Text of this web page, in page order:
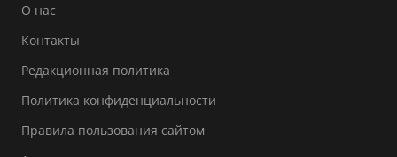
О нас
Контакты
Редакционная политика
Политика конфиденциальности
Правила пользования сайтом